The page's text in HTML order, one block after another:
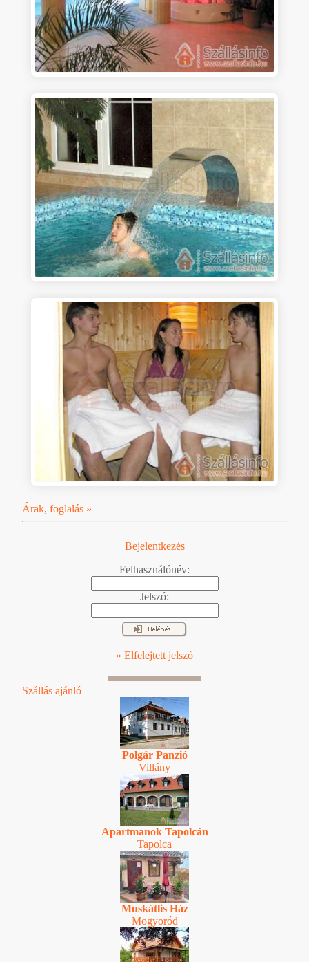
Árak, foglalás »
Bejelentkezés
Felhasználónév:
Jelszó:
» Elfelejtett jelszó
Szállás ajánló
Polgár Panzió
Villány
Apartmanok Tapolcán
Tapolca
Muskátlis Ház
Mogyoród